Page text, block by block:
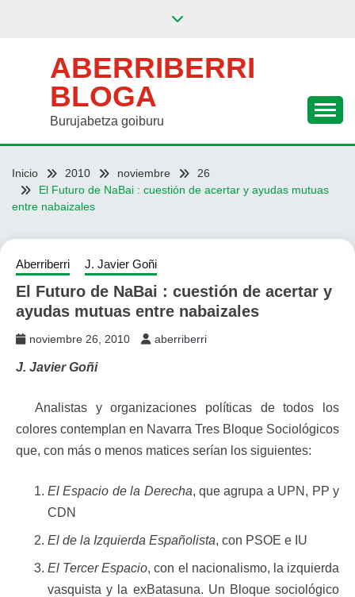
ABERRIBERRI
BLOGA
Burujabetza goiburu
Inicio 2010 noviembre
26
El Futuro de NaBai : cuestión de acertar y ayudas mutuas
entre nabaizales
Aberriberri J. Javier Goñi
El Futuro de NaBai : cuestión de acertar y
ayudas mutuas entre nabaizales
noviembre 26, 2010 aberriberri
J. Javier Goñi
Analistas y organizaciones políticas de todos los
colores contemplan en Navarra Tres Bloque Sociológicos
que, con más o menos matices serían los siguientes:
El Espacio de la Derecha, que agrupa a UPN, PP y
CDN
El de la Izquierda Españolista, con PSOE e IU
El Tercer Espacio, con el nacionalismo, la izquierda
vasquista y la exBatasuna. Un Bloque sociológico